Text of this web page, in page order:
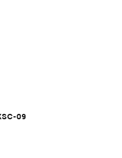
09